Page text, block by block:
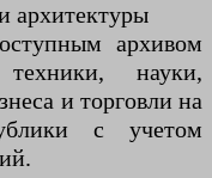
архитектуры
архивом
науки,
и торговли на
с учетом